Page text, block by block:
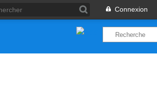
Connexion